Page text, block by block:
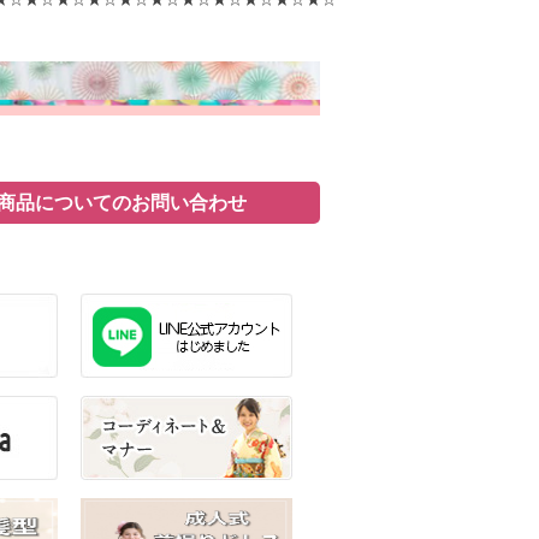
品についてのお問い合わせ